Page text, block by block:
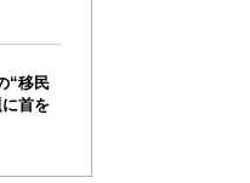
“移民
首を